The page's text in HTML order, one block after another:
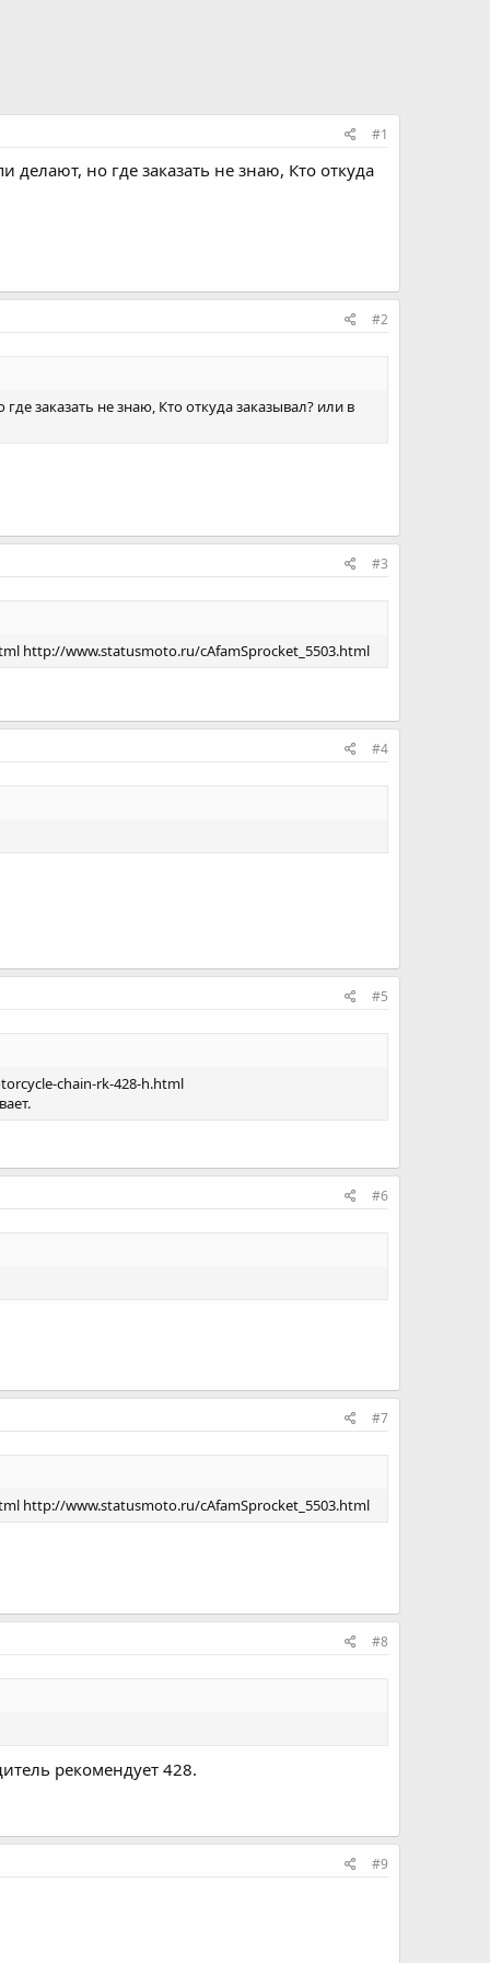
#1
но где заказать не знаю, Кто откуда
#2
заказать не знаю, Кто откуда заказывал? или в
#3
http://www.statusmoto.ru/cAfamSprocket_5503.html
#4
#5
chain-rk-428-h.html
#6
#7
http://www.statusmoto.ru/cAfamSprocket_5503.html
#8
рекомендует 428.
#9